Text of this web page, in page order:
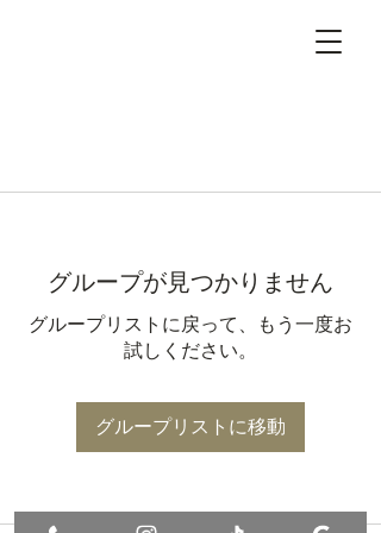
グループが見つかりません
グループリストに戻って、もう一度お
試しください。
グループリストに移動